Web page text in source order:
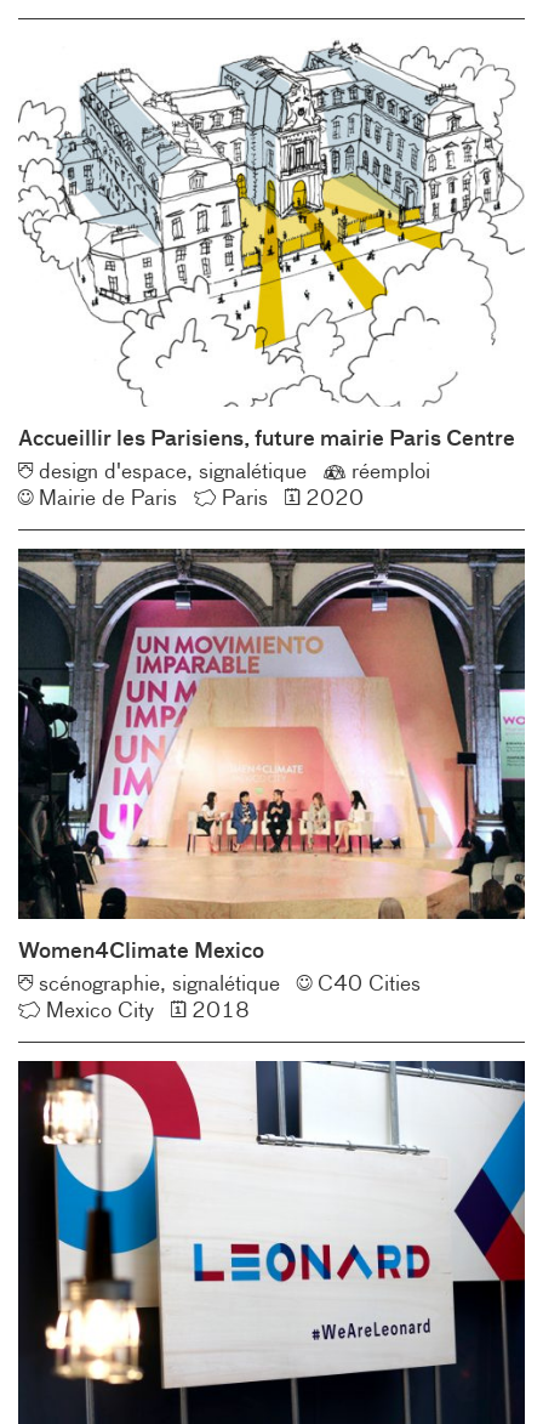
Accueillir les Parisiens, future mairie Paris Centre
Typologie
design d'espace signalétique
Éco-
conception
réemploi
Client
Mairie de Paris Lieu
Paris Année
2020
Women4Climate Mexico
Typologie
scénographie signalétique Client
C40 Cities
Lieu
Mexico City Année
2018